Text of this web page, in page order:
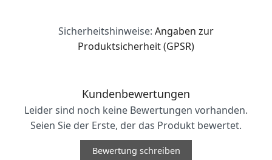
Sicherheitshinweise: Angaben zur
Produktsicherheit (GPSR)
Kundenbewertungen
Leider sind noch keine Bewertungen vorhanden.
Seien Sie der Erste, der das Produkt bewertet.
Bewertung schreiben